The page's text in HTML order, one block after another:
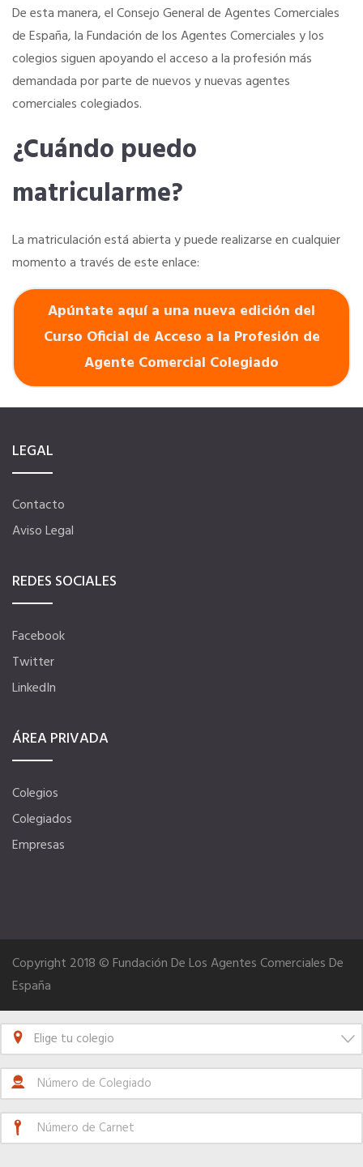
De esta manera, el Consejo General de Agentes Comerciales
de España, la Fundación de los Agentes Comerciales y los
colegios siguen apoyando el acceso a la profesión más
demandada por parte de nuevos y nuevas agentes
comerciales colegiados.
¿Cuándo puedo
matricularme?
La matriculación está abierta y puede realizarse en cualquier
momento a través de este enlace:
Apúntate aquí a una nueva edición del
Curso Oficial de Acceso a la Profesión de
Agente Comercial Colegiado
LEGAL
Contacto
Aviso Legal
REDES SOCIALES
Facebook
Twitter
LinkedIn
ÁREA PRIVADA
Colegios
Colegiados
Empresas
Copyright 2018 © Fundación De Los Agentes Comerciales De
España
Elige tu colegio